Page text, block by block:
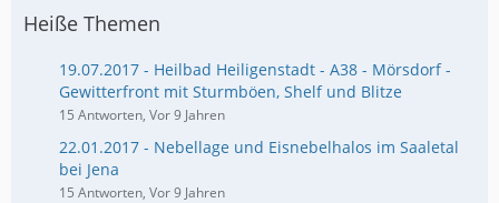
Heiße Themen
19.07.2017 - Heilbad Heiligenstadt - A38 - Mörsdorf -
Gewitterfront mit Sturmböen, Shelf und Blitze
15 Antworten, Vor 9 Jahren
22.01.2017 - Nebellage und Eisnebelhalos im Saaletal
bei Jena
15 Antworten, Vor 9 Jahren